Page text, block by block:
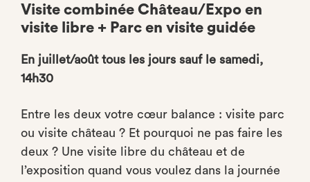
Visite combinée Château/Expo en
visite libre + Parc en visite guidée
En juillet/août tous les jours sauf le samedi,
14h30
Entre les deux votre cœur balance : visite parc
ou visite château ? Et pourquoi ne pas faire les
deux ? Une visite libre du château et de
l’exposition quand vous voulez dans la journée